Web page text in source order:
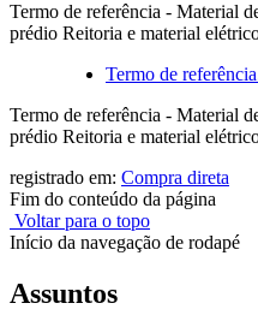
Termo de referência - Material
prédio Reitoria e material
Termo de
Termo de referência - Material
prédio Reitoria e material
registrado em: Compra direta
Fim do conteúdo da página
Voltar para o topo
Início da navegação de rodapé
Assuntos